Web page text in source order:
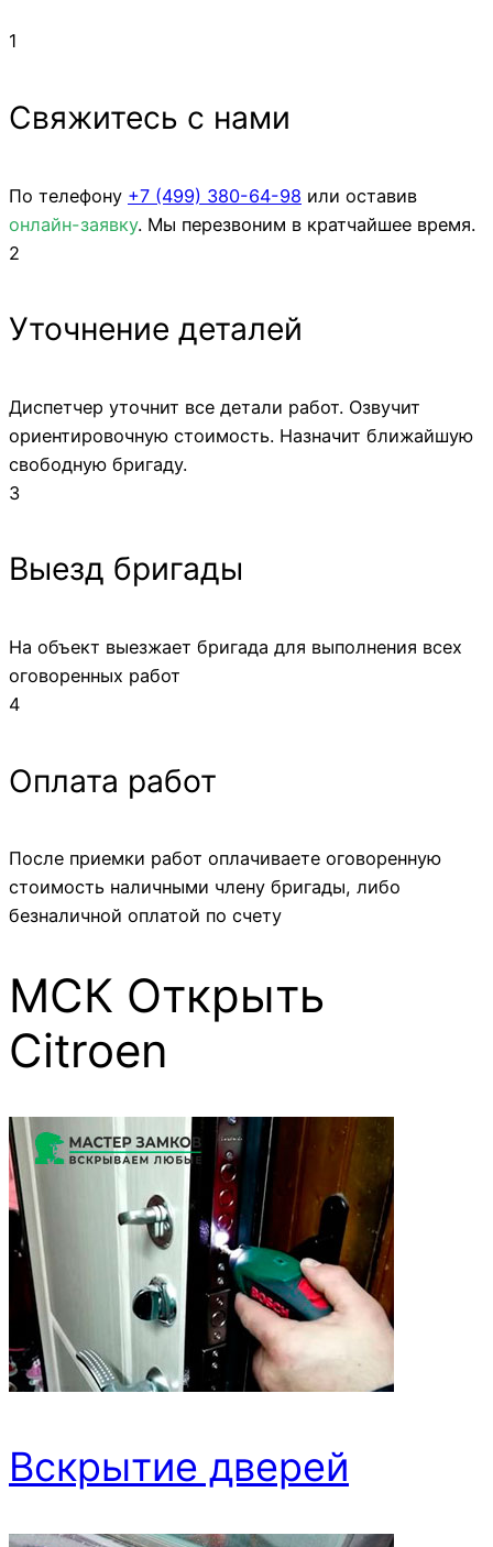
1
Свяжитесь с нами
По телефону +7 (499) 380-64-98 или оставив
онлайн-заявку. Мы перезвоним в кратчайшее время.
2
Уточнение деталей
Диспетчер уточнит все детали работ. Озвучит
ориентировочную стоимость. Назначит ближайшую
свободную бригаду.
3
Выезд бригады
На объект выезжает бригада для выполнения всех
оговоренных работ
4
Оплата работ
После приемки работ оплачиваете оговоренную
стоимость наличными члену бригады, либо
безналичной оплатой по счету
МСК Открыть
Citroen
Вскрытие дверей